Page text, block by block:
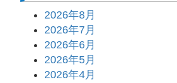
2026年8月
2026年7月
2026年6月
2026年5月
2026年4月